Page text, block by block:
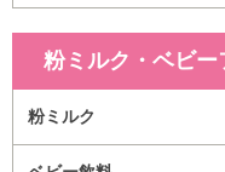
粉ミルク・ベビー
粉ミルク